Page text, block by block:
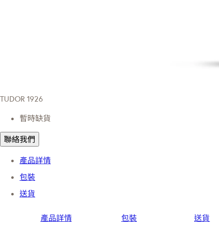
TUDOR 1926
暫時缺貨
聯絡我們
產品詳情
包裝
送貨
產品詳情 包裝 送貨